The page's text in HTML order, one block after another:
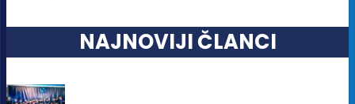
NAJNOVIJI ČLANCI